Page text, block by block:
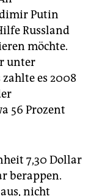
Putin
Russland
möchte.
unter
es 2008
56 Prozent
7,30 Dollar
berappen.
nicht